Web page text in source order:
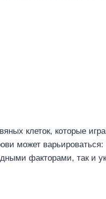
клеток, которые
может
факторами, так и